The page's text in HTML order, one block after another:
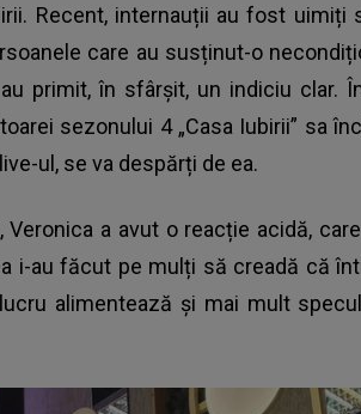
Recent, internauții au fost
care au susținut-o
primit, în sfârșit, un indiciu clar.
sezonului 4 „Casa Iubirii” sa
ul, se va despărți de ea.
Veronica a avut o reacție acidă,
i-au făcut pe mulți să creadă că
alimentează și mai mult